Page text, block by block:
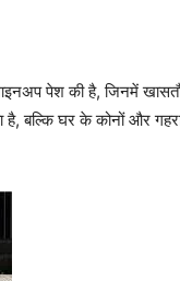
पेश की है, जिनमें
बल्कि घर के कोनों और